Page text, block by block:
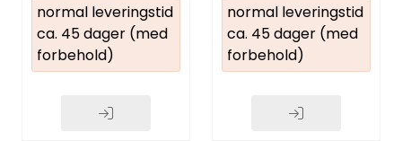
normal leveringstid
ca. 45 dager (med
forbehold)
normal leveringstid
ca. 45 dager (med
forbehold)